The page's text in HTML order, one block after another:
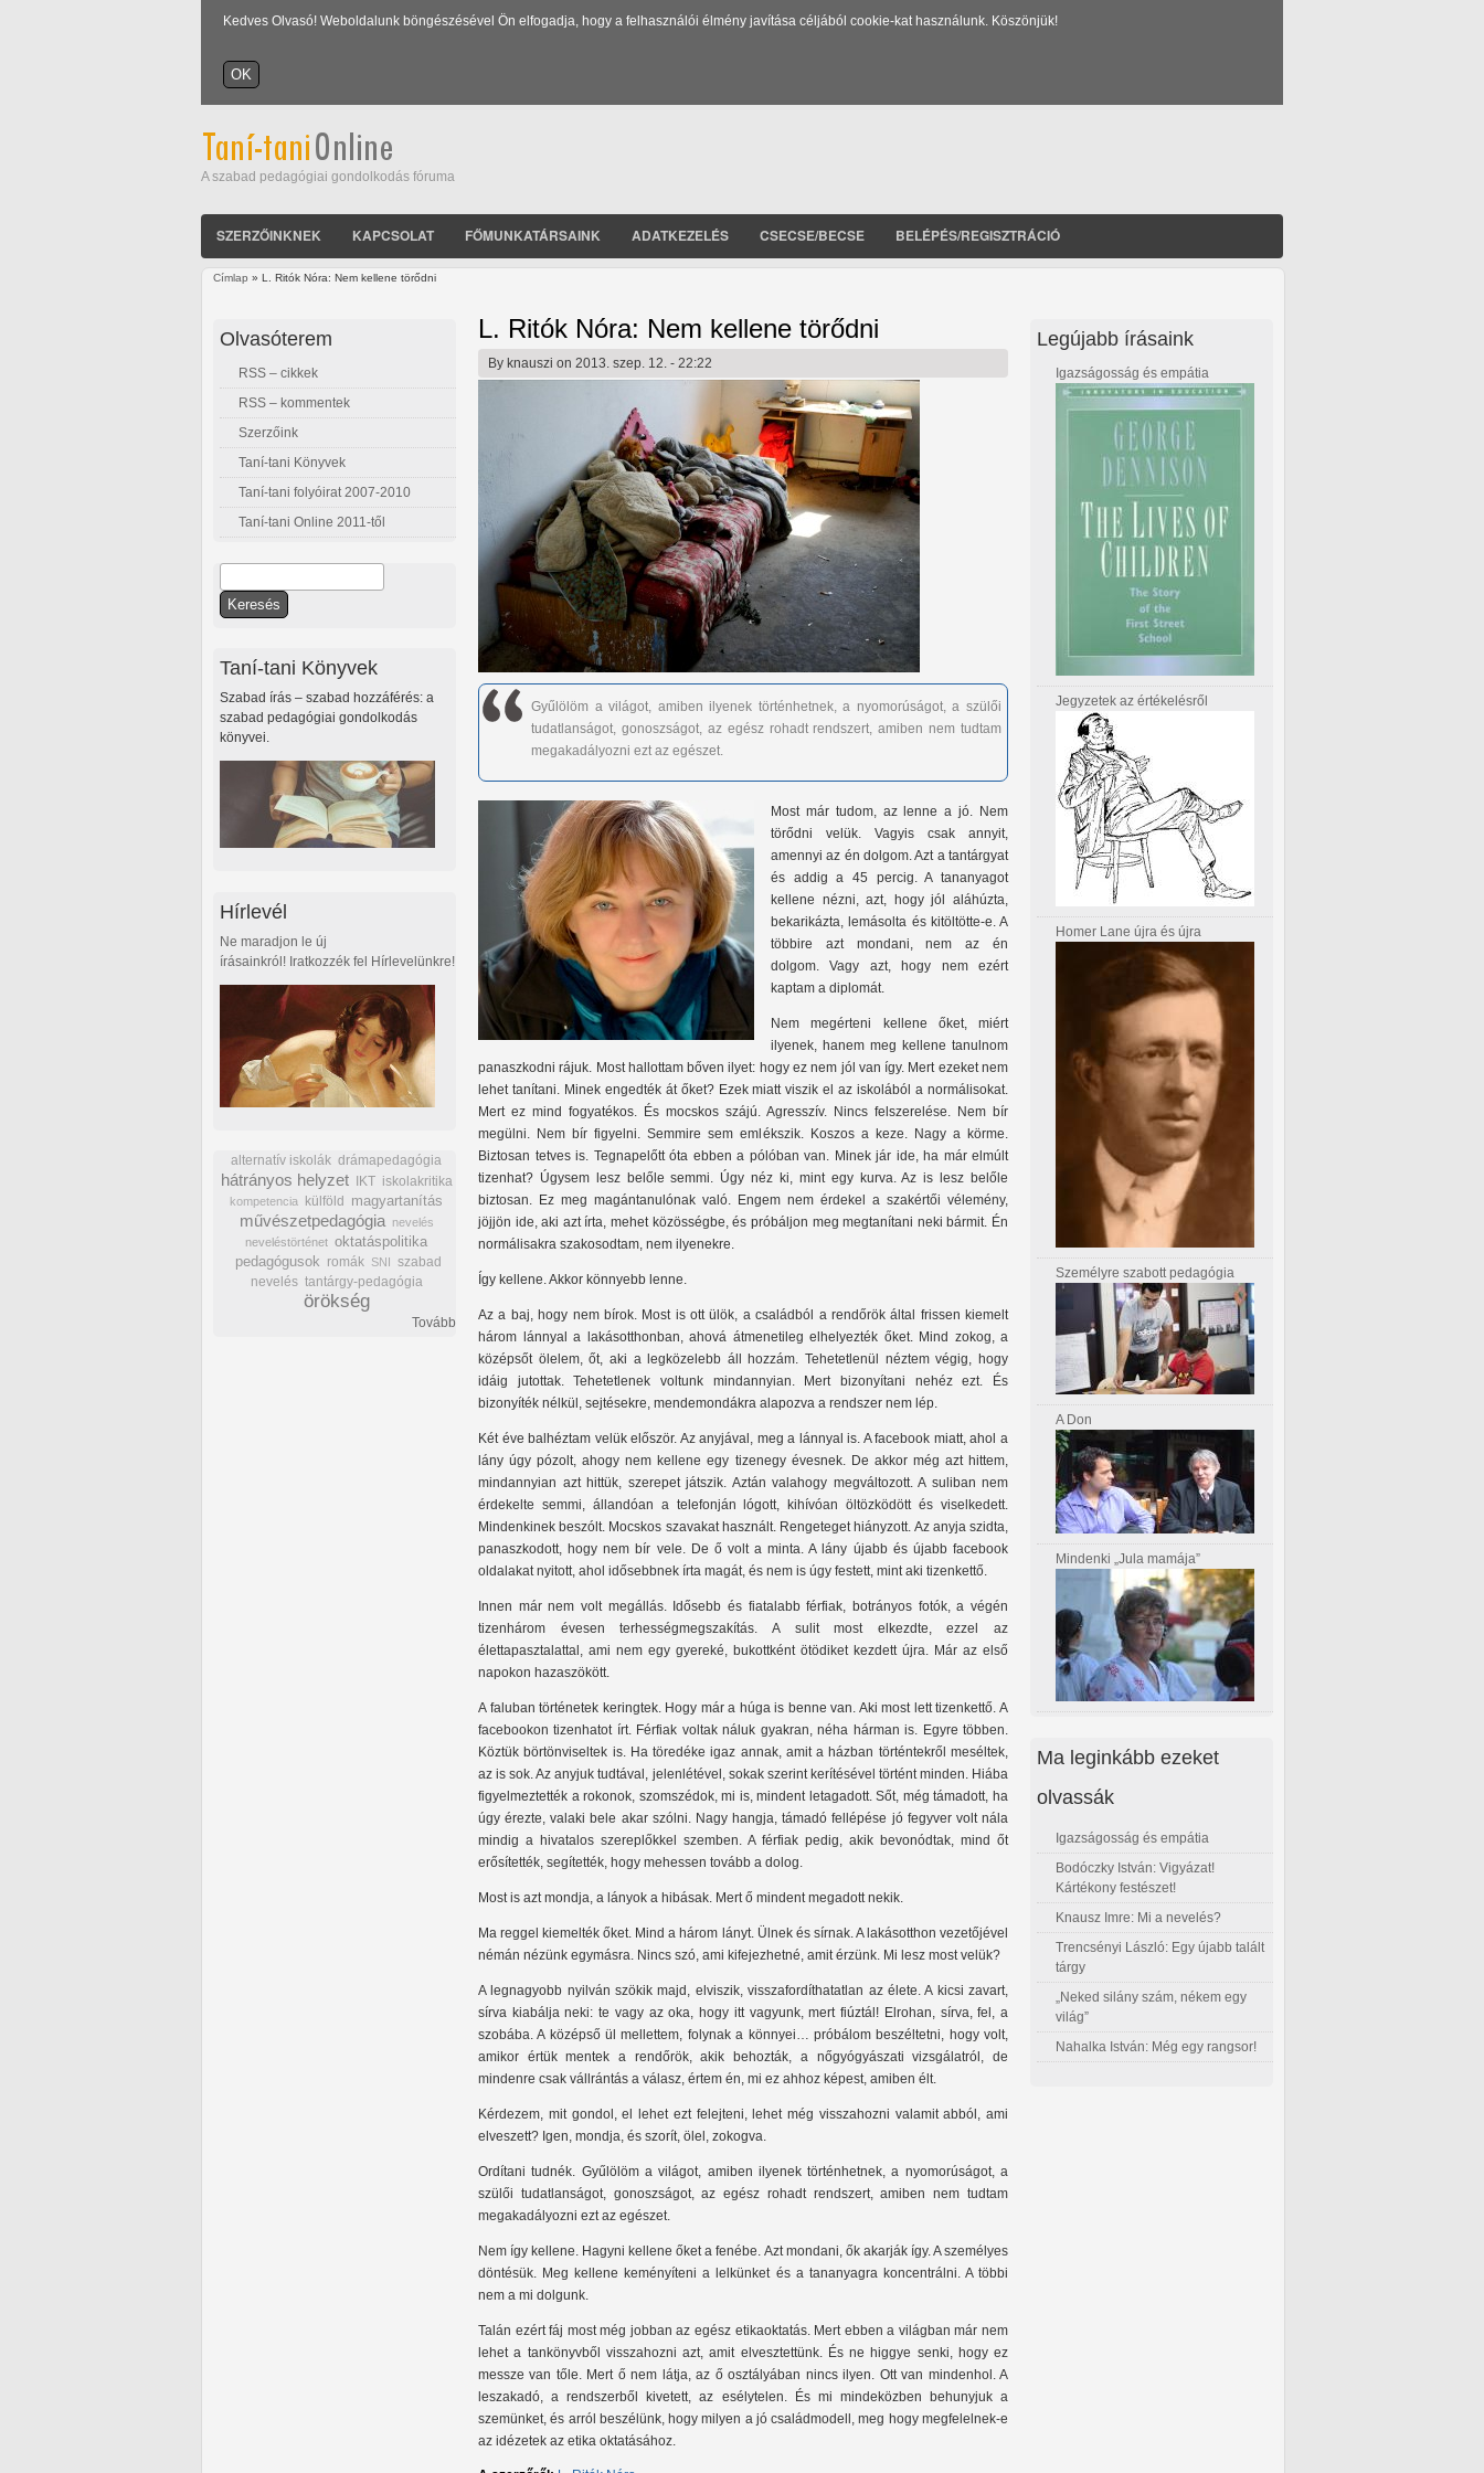
Kedves Olvasó! Weboldalunk böngészésével Ön elfogadja, hogy a felhasználói élmény javítása céljából cookie-kat használunk. Köszönjük!
A szabad pedagógiai gondolkodás fóruma
SZERZŐINKNEK KAPCSOLAT FŐMUNKATÁRSAINK ADATKEZELÉS CSECSE/BECSE BELÉPÉS/REGISZTRÁCIÓ
Címlap » L. Ritók Nóra: Nem kellene törődni
L. Ritók Nóra: Nem kellene törődni
By knauszi on 2013. szep. 12. - 22:22
Gyűlölöm a világot, amiben ilyenek történhetnek, a nyomorúságot, a szülői
tudatlanságot, gonoszságot, az egész rohadt rendszert, amiben nem tudtam
megakadályozni ezt az egészet.
Most már tudom, az lenne a jó. Nem
törődni velük. Vagyis csak annyit,
amennyi az én dolgom. Azt a tantárgyat
és addig a 45 percig. A tananyagot
kellene nézni, azt, hogy jól aláhúzta,
bekarikázta, lemásolta és kitöltötte-e. A
többire azt mondani, nem az én
dolgom. Vagy azt, hogy nem ezért
kaptam a diplomát.
Nem megérteni kellene őket, miért
ilyenek, hanem meg kellene tanulnom
panaszkodni rájuk. Most hallottam bőven ilyet: hogy ez nem jól van így. Mert ezeket nem
lehet tanítani. Minek engedték át őket? Ezek miatt viszik el az iskolából a normálisokat.
Mert ez mind fogyatékos. És mocskos szájú. Agresszív. Nincs felszerelése. Nem bír
megülni. Nem bír figyelni. Semmire sem emlékszik. Koszos a keze. Nagy a körme.
Biztosan tetves is. Tegnapelőtt óta ebben a pólóban van. Minek jár ide, ha már elmúlt
tizenhat? Úgysem lesz belőle semmi. Úgy néz ki, mint egy kurva. Az is lesz belőle
biztosan. Ez meg magántanulónak való. Engem nem érdekel a szakértői vélemény,
jöjjön ide, aki azt írta, mehet közösségbe, és próbáljon meg megtanítani neki bármit. Én
normálisakra szakosodtam, nem ilyenekre.
Így kellene. Akkor könnyebb lenne.
Az a baj, hogy nem bírok. Most is ott ülök, a családból a rendőrök által frissen kiemelt
három lánnyal a lakásotthonban, ahová átmenetileg elhelyezték őket. Mind zokog, a
középsőt ölelem, őt, aki a legközelebb áll hozzám. Tehetetlenül néztem végig, hogy
idáig jutottak. Tehetetlenek voltunk mindannyian. Mert bizonyítani nehéz ezt. És
bizonyíték nélkül, sejtésekre, mendemondákra alapozva a rendszer nem lép.
Két éve balhéztam velük először. Az anyjával, meg a lánnyal is. A facebook miatt, ahol a
lány úgy pózolt, ahogy nem kellene egy tizenegy évesnek. De akkor még azt hittem,
mindannyian azt hittük, szerepet játszik. Aztán valahogy megváltozott. A suliban nem
érdekelte semmi, állandóan a telefonján lógott, kihívóan öltözködött és viselkedett.
Mindenkinek beszólt. Mocskos szavakat használt. Rengeteget hiányzott. Az anyja szidta,
panaszkodott, hogy nem bír vele. De ő volt a minta. A lány újabb és újabb facebook
oldalakat nyitott, ahol idősebbnek írta magát, és nem is úgy festett, mint aki tizenkettő.
Innen már nem volt megállás. Idősebb és fiatalabb férfiak, botrányos fotók, a végén
tizenhárom évesen terhességmegszakítás. A sulit most elkezdte, ezzel az
élettapasztalattal, ami nem egy gyereké, bukottként ötödiket kezdett újra. Már az első
napokon hazaszökött.
A faluban történetek keringtek. Hogy már a húga is benne van. Aki most lett tizenkettő. A
facebookon tizenhatot írt. Férfiak voltak náluk gyakran, néha hárman is. Egyre többen.
Köztük börtönviseltek is. Ha töredéke igaz annak, amit a házban történtekről meséltek,
az is sok. Az anyjuk tudtával, jelenlétével, sokak szerint kerítésével történt minden. Hiába
figyelmeztették a rokonok, szomszédok, mi is, mindent letagadott. Sőt, még támadott, ha
úgy érezte, valaki bele akar szólni. Nagy hangja, támadó fellépése jó fegyver volt nála
mindig a hivatalos szereplőkkel szemben. A férfiak pedig, akik bevonódtak, mind őt
erősítették, segítették, hogy mehessen tovább a dolog.
Most is azt mondja, a lányok a hibásak. Mert ő mindent megadott nekik.
Ma reggel kiemelték őket. Mind a három lányt. Ülnek és sírnak. A lakásotthon vezetőjével
némán nézünk egymásra. Nincs szó, ami kifejezhetné, amit érzünk. Mi lesz most velük?
A legnagyobb nyilván szökik majd, elviszik, visszafordíthatatlan az élete. A kicsi zavart,
sírva kiabálja neki: te vagy az oka, hogy itt vagyunk, mert fiúztál! Elrohan, sírva, fel, a
szobába. A középső ül mellettem, folynak a könnyei… próbálom beszéltetni, hogy volt,
amikor értük mentek a rendőrök, akik behozták, a nőgyógyászati vizsgálatról, de
mindenre csak vállrántás a válasz, értem én, mi ez ahhoz képest, amiben élt.
Kérdezem, mit gondol, el lehet ezt felejteni, lehet még visszahozni valamit abból, ami
elveszett? Igen, mondja, és szorít, ölel, zokogva.
Ordítani tudnék. Gyűlölöm a világot, amiben ilyenek történhetnek, a nyomorúságot, a
szülői tudatlanságot, gonoszságot, az egész rohadt rendszert, amiben nem tudtam
megakadályozni ezt az egészet.
Nem így kellene. Hagyni kellene őket a fenébe. Azt mondani, ők akarják így. A személyes
döntésük. Meg kellene keményíteni a lelkünket és a tananyagra koncentrálni. A többi
nem a mi dolgunk.
Talán ezért fáj most még jobban az egész etikaoktatás. Mert ebben a világban már nem
lehet a tankönyvből visszahozni azt, amit elvesztettünk. És ne higgye senki, hogy ez
messze van tőle. Mert ő nem látja, az ő osztályában nincs ilyen. Ott van mindenhol. A
leszakadó, a rendszerből kivetett, az esélytelen. És mi mindeközben behunyjuk a
szemünket, és arról beszélünk, hogy milyen a jó családmodell, meg hogy megfelelnek-e
az idézetek az etika oktatásához.
Olvasóterem
RSS – cikkek
RSS – kommentek
Szerzőink
Taní-tani Könyvek
Taní-tani folyóirat 2007-2010
Taní-tani Online 2011-től
Keresés űrlap
Taní-tani Könyvek
Szabad írás – szabad hozzáférés: a
szabad pedagógiai gondolkodás
könyvei.
Hírlevél
Ne maradjon le új
írásainkról! Iratkozzék fel Hírlevelünkre!
alternatív iskolák drámapedagógia
hátrányos helyzet IKT iskolakritika
kompetencia külföld magyartanítás
művészetpedagógia
nevelés
neveléstörténet oktatáspolitika
pedagógusok romák SNI szabad
nevelés tantárgy-pedagógia
örökség
Tovább
Legújabb írásaink
Igazságosság és empátia
Jegyzetek az értékelésről
Homer Lane újra és újra
Személyre szabott pedagógia
A Don
Mindenki „Jula mamája”
Ma leginkább ezeket
olvassák
Igazságosság és empátia
Bodóczky István: Vigyázat!
Kártékony festészet!
Knausz Imre: Mi a nevelés?
Trencsényi László: Egy újabb talált
tárgy
„Neked silány szám, nékem egy
világ”
Nahalka István: Még egy rangsor!